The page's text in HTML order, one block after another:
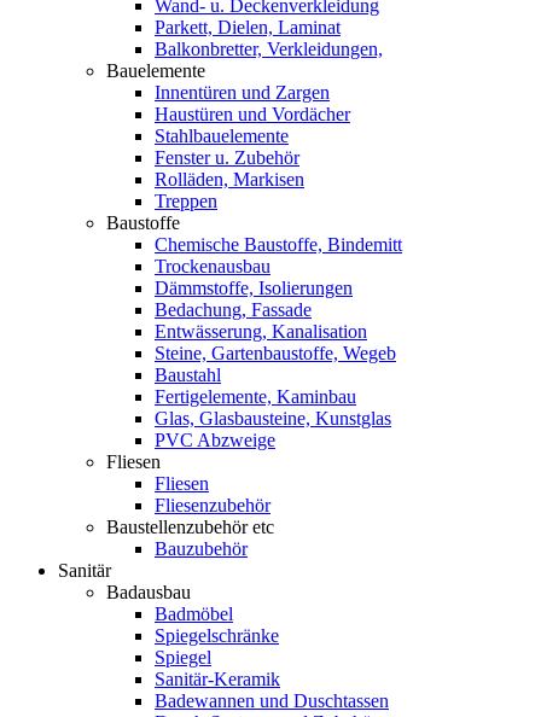
Wand- u. Deckenverkleidung
Parkett, Dielen, Laminat
Balkonbretter, Verkleidungen,
Bauelemente
Innentüren und Zargen
Haustüren und Vordächer
Stahlbauelemente
Fenster u. Zubehör
Rolläden, Markisen
Treppen
Baustoffe
Chemische Baustoffe, Bindemitt
Trockenausbau
Dämmstoffe, Isolierungen
Bedachung, Fassade
Entwässerung, Kanalisation
Steine, Gartenbaustoffe, Wegeb
Baustahl
Fertigelemente, Kaminbau
Glas, Glasbausteine, Kunstglas
PVC Abzweige
Fliesen
Fliesen
Fliesenzubehör
Baustellenzubehör etc
Bauzubehör
Sanitär
Badausbau
Badmöbel
Spiegelschränke
Spiegel
Sanitär-Keramik
Badewannen und Duschtassen